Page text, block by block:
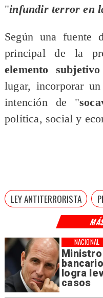
logra
casos
NACIONAL
"infundir terror en
Según una fuente
principal de la
elemento
lugar, incorporar
intención de "
política, social y
LEY ANTITERRORISTA